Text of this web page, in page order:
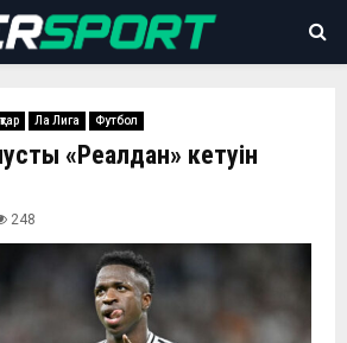
Ла Лига Футбол
«Реалдан» кетуін
248